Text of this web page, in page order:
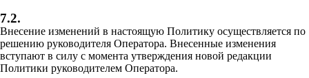
7.2.
Внесение изменений в настоящую Политику осуществляется по
решению руководителя Оператора. Внесенные изменения
вступают в силу с момента утверждения новой редакции
Политики руководителем Оператора.